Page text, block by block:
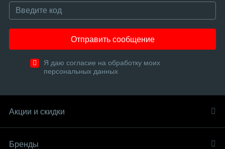
Отправить сообщение
Я даю согласие на обработку моих
персональных данных
Акции и скидки
Бренды